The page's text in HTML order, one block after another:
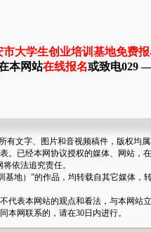
大学生创业培训基地免费
本网站在线报名或致电029 —
有文字、图片和音视频稿件，版权均
。已经本网协议授权的媒体、网站，
依法追究责任。
基地）”的作品，均转载自其它媒体
代表本网站的观点和看法，与本网站
本网联系的，请在30日内进行。